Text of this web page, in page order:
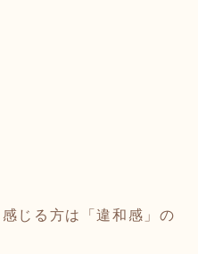
じる方は「違和感」の